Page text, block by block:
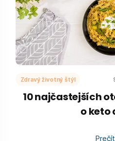
Zdravý životný štýl
10 najčastejších
o keto